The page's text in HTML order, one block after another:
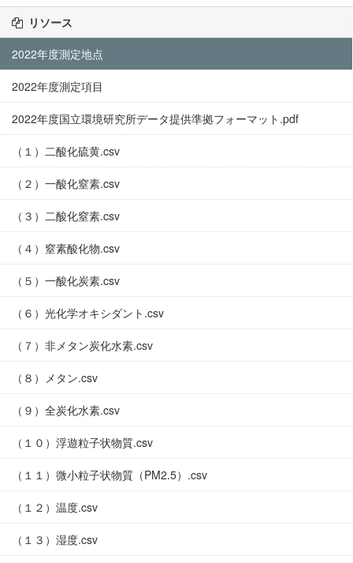
リソース
2022年度測定地点
2022年度測定項目
2022年度国立環境研究所データ提供準拠フォーマット.pdf
（１）二酸化硫黄.csv
（２）一酸化窒素.csv
（３）二酸化窒素.csv
（４）窒素酸化物.csv
（５）一酸化炭素.csv
（６）光化学オキシダント.csv
（７）非メタン炭化水素.csv
（８）メタン.csv
（９）全炭化水素.csv
（１０）浮遊粒子状物質.csv
（１１）微小粒子状物質（PM2.5）.csv
（１２）温度.csv
（１３）湿度.csv